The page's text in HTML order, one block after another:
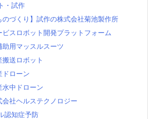
・試作
のづくり】試作の株式会社菊池製作所
ビスロボット開発プラットフォーム
助用マッスルスーツ
搬送ロボット
ドローン
水中ドローン
会社ヘルステクノロジー
認知症予防